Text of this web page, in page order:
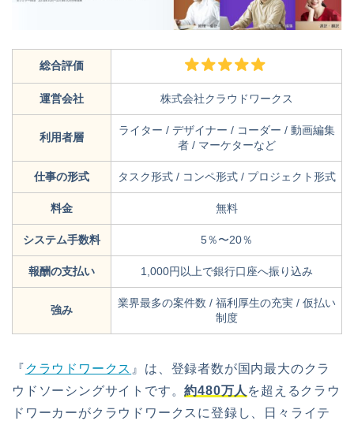
総合評価
運営会社 株式会社クラウドワークス
利用者層
ライター / デザイナー / コーダー / 動画編集
者 / マーケターなど
仕事の形式 タスク形式 / コンペ形式 / プロジェクト形式
料金 無料
システム手数料 5％〜20％
報酬の支払い 1,000円以上で銀行口座へ振り込み
強み
業界最多の案件数 / 福利厚生の充実 / 仮払い
制度
『 クラウドワークス 』 は、登録者数が国内最大のクラ
ウドソーシングサイトです。約480万人 を超えるクラウ
ドワーカーがクラウドワークスに登録し、日々ライテ